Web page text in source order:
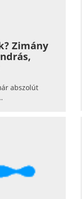
Zimány
abszolút